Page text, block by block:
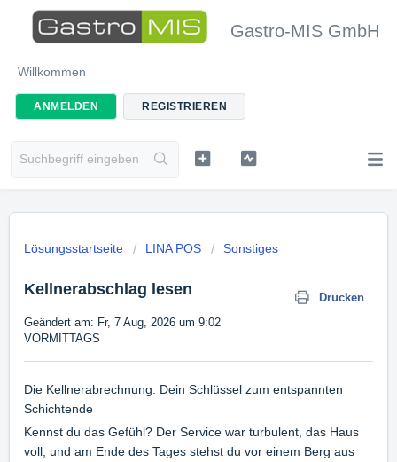
Gastro-MIS GmbH
Willkommen
ANMELDEN REGISTRIEREN
Lösungsstartseite LINA POS Sonstiges
Kellnerabschlag lesen
Drucken
Geändert am: Fr, 7 Aug, 2026 um 9:02
VORMITTAGS
Die Kellnerabrechnung: Dein Schlüssel zum entspannten
Schichtende
Kennst du das Gefühl? Der Service war turbulent, das Haus
voll, und am Ende des Tages stehst du vor einem Berg aus